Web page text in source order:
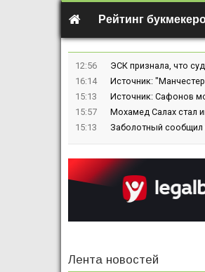
Рейтинг
12:56
ЭСК признала, что
16:14
Источник:
15:13
Источник: Сафонов
15:57
Мохамед Салах стал
15:13
Заболотный сообщил
Лента новостей